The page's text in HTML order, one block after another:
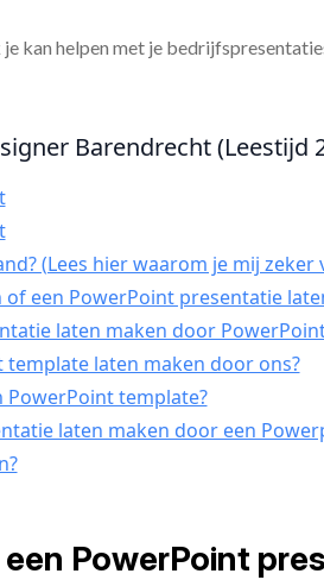
kan helpen met je
Barendrecht (Leestijd
(Lees hier waarom je mij
een PowerPoint presentatie
laten maken door
laten maken door ons?
PowerPoint template?
laten maken door een
PowerPoint